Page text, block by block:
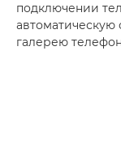
подключении
галерею